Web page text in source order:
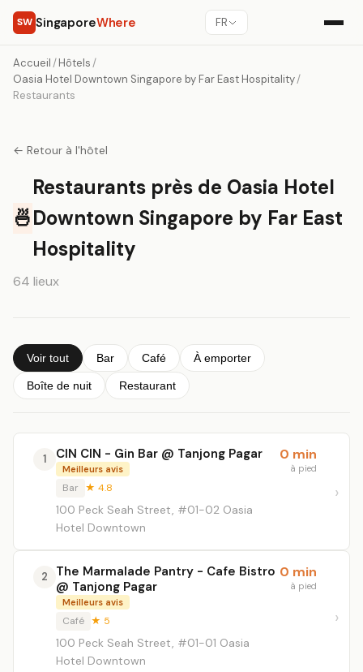
SW SingaporeWhere FR
Accueil /Hôtels /
Oasia Hotel Downtown Singapore by Far East Hospitality/
Restaurants
← Retour à l'hôtel
🍜
Restaurants près de Oasia Hotel
Downtown Singapore by Far East
Hospitality
64 lieux
Voir tout Bar Café À emporter
Boîte de nuit Restaurant
1 CIN CIN - Gin Bar @ Tanjong Pagar
Meilleurs avis
Bar ★ 4.8
100 Peck Seah Street, #01-02 Oasia
Hotel Downtown
0 min
à pied
2
The Marmalade Pantry - Cafe Bistro
@ Tanjong Pagar
Meilleurs avis
Café ★ 5
100 Peck Seah Street, #01-01 Oasia
Hotel Downtown
0 min
à pied